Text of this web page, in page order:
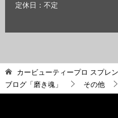
定休日：不定
カービューティープロ スプレ
ブログ「磨き魂」
その他